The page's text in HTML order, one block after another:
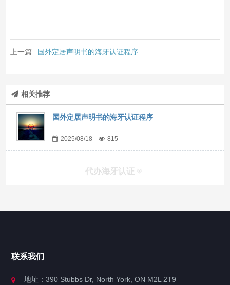
上一篇: 国外定居声明书的海牙认证程序
相关推荐
国外定居声明书的海牙认证程序
2025/08/18 815
代办海牙认证
联系我们
地址：390 Stubbs Dr, North York, ON M2L 2T9